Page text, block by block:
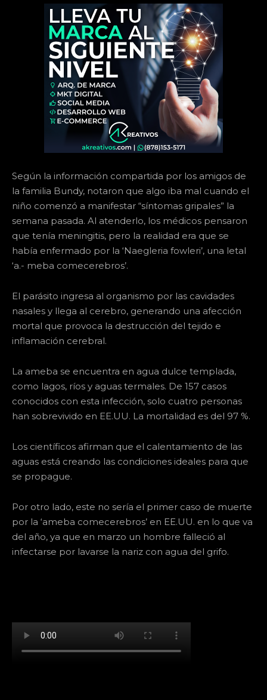
Según la información compartida por los amigos de
la familia Bundy, notaron que algo iba mal cuando el
niño comenzó a manifestar “síntomas gripales” la
semana pasada. Al atenderlo, los médicos pensaron
que tenía meningitis, pero la realidad era que se
había enfermado por la ‘Naegleria fowleri’, una letal
‘a.- meba comecerebros’.
El parásito ingresa al organismo por las cavidades
nasales y llega al cerebro, generando una afección
mortal que provoca la destrucción del tejido e
inflamación cerebral.
La ameba se encuentra en agua dulce templada,
como lagos, ríos y aguas termales. De 157 casos
conocidos con esta infección, solo cuatro personas
han sobrevivido en EE.UU. La mortalidad es del 97 %.
Los científicos afirman que el calentamiento de las
aguas está creando las condiciones ideales para que
se propague.
Por otro lado, este no sería el primer caso de muerte
por la ‘ameba comecerebros’ en EE.UU. en lo que va
del año, ya que en marzo un hombre falleció al
infectarse por lavarse la nariz con agua del grifo.